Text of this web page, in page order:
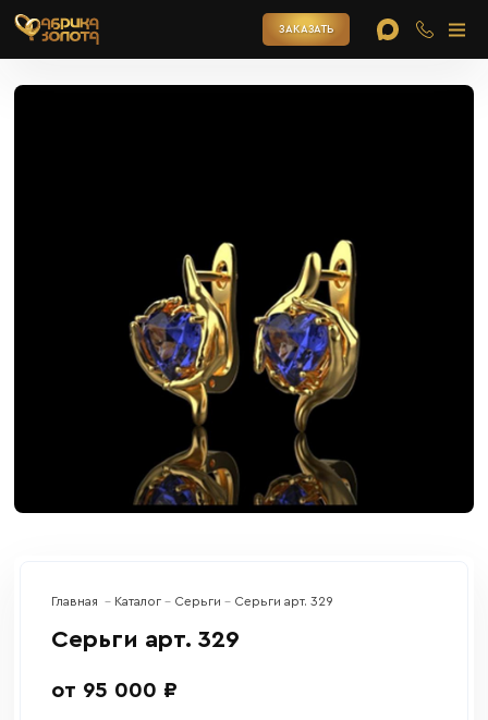
ЗАКАЗАТЬ
Главная Каталог Серьги Серьги арт. 329
Серьги арт. 329
от 95 000 ₽